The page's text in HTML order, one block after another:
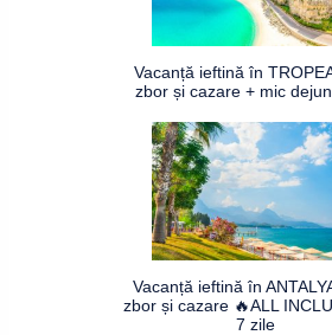
Vacanță ieftină în
zbor și cazare + mic
Vacanță ieftină în
zbor și cazare 🔥ALL
7 zile